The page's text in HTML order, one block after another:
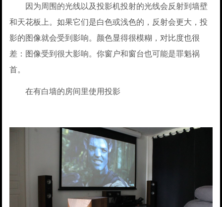
因为周围的光线以及投影机投射的光线会反射到墙壁
和天花板上。如果它们是白色或浅色的，反射会更大，投
影的图像就会受到影响。颜色显得很模糊，对比度也很
差：图像受到很大影响。你窗户和窗台也可能是罪魁祸
首。
在有白墙的房间里使用投影